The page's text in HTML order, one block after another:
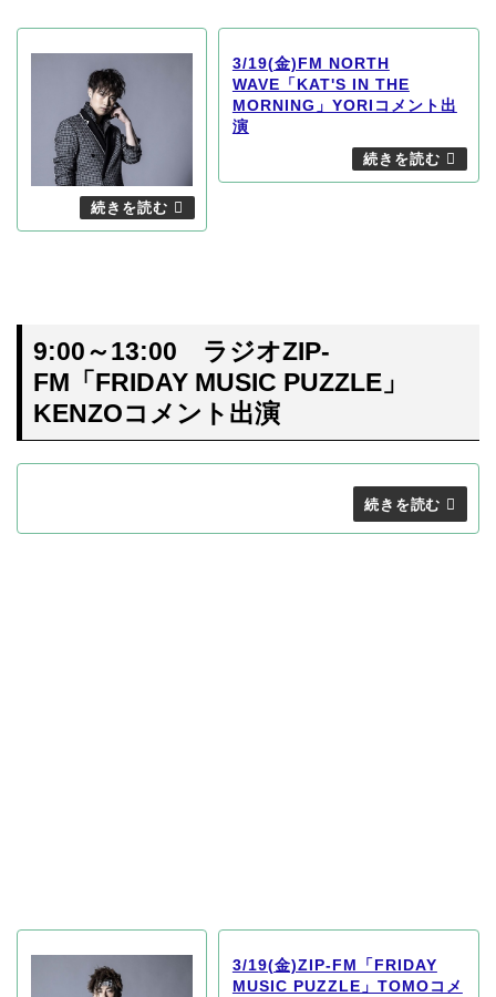
3/19(金)FM NORTH
WAVE「KAT'S IN THE
MORNING」YORIコメント出
演
9:00～13:00 ラジオZIP-
FM「FRIDAY MUSIC PUZZLE」
KENZOコメント出演
3/19(金)ZIP-FM「FRIDAY
MUSIC PUZZLE」TOMOコメ